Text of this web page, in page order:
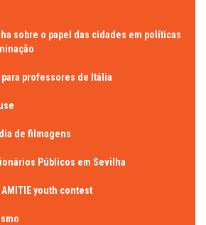
sobre o papel das cidades em políticas
professores de Itália
de filmagens
Públicos em Sevilha
AMITIE youth contest